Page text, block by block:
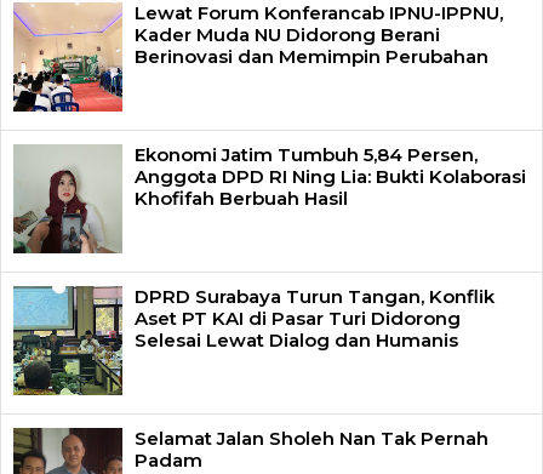
Lewat Forum Konferancab IPNU-IPPNU,
Kader Muda NU Didorong Berani
Berinovasi dan Memimpin Perubahan
Ekonomi Jatim Tumbuh 5,84 Persen,
Anggota DPD RI Ning Lia: Bukti Kolaborasi
Khofifah Berbuah Hasil
DPRD Surabaya Turun Tangan, Konflik
Aset PT KAI di Pasar Turi Didorong
Selesai Lewat Dialog dan Humanis
Selamat Jalan Sholeh Nan Tak Pernah
Padam